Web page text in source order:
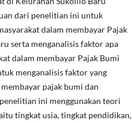
dari penelitian ini untuk
dalam membayar Pajak
serta menganalisis faktor apa
dalam membayar Pajak Bumi
menganalisis faktor yang
pajak bumi dan
ini menggunakan teori
tingkat usia, tingkat pendidikan,